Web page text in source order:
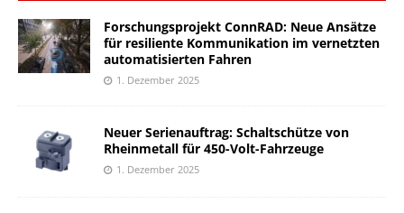
Forschungsprojekt ConnRAD: Neue Ansätze
für resiliente Kommunikation im vernetzten
automatisierten Fahren
1. Dezember 2025
Neuer Serienauftrag: Schaltschütze von
Rheinmetall für 450-Volt-Fahrzeuge
1. Dezember 2025